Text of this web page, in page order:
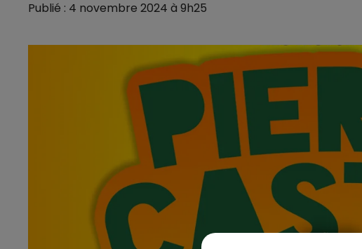
Publié : 4 novembre 2024 à 9h25